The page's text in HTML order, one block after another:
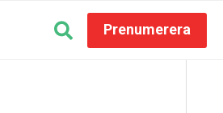
Prenumerera